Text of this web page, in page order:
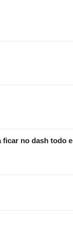
ficar no dash todo e